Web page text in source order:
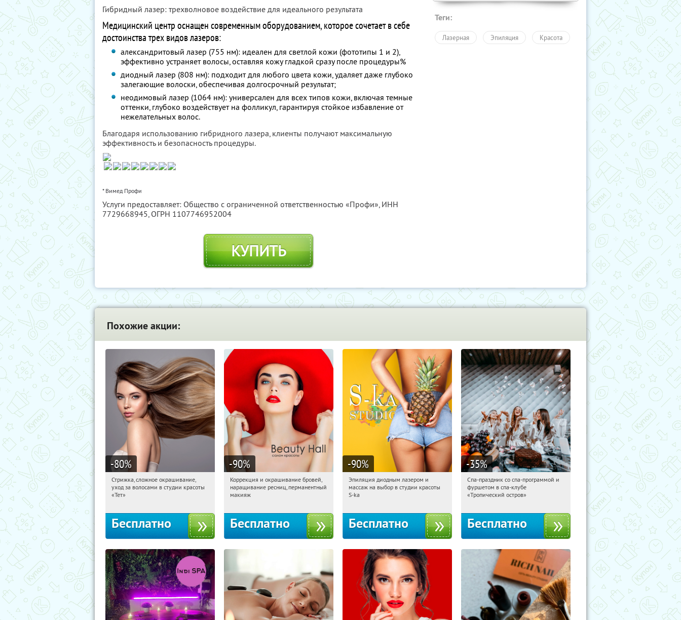
Гибридный лазер: трехволновое воздействие для идеального результата
Медицинский центр оснащен современным оборудованием, которое сочетает в себе
достоинства трех видов лазеров:
александритовый лазер (755 нм): идеален для светлой кожи (фототипы 1 и 2),
эффективно устраняет волосы, оставляя кожу гладкой сразу после процедуры%
диодный лазер (808 нм): подходит для любого цвета кожи, удаляет даже глубоко
залегающие волоски, обеспечивая долгосрочный результат;
неодимовый лазер (1064 нм): универсален для всех типов кожи, включая темные
оттенки, глубоко воздействует на фолликул, гарантируя стойкое избавление от
нежелательных волос.
Благодаря использованию гибридного лазера, клиенты получают максимальную
эффективность и безопасность процедуры.
* Вимед Профи
Услуги предоставляет: Общество с ограниченной ответственностью «Профи», ИНН
7729668945, ОГРН 1107746952004
КУПИТЬ
Теги:
Лазерная Эпиляция Красота
Похожие акции:
-80%
07:29:12 Получили:
Чистые пруды
Стрижка, сложное окрашивание,
уход за волосами в студии красоты
«Тет»
Бесплатно
-90%
07:29:12 Получили:
Нахимовский проспект
Коррекция и окрашивание бровей,
наращивание ресниц, перманентный
макияж
Бесплатно
-90%
07:29:12 Получили:
Таганская
Эпиляция диодным лазером и
массаж на выбор в студии красоты
S-ka
Бесплатно
-35%
07:29:12 Получили:
Улица 1905 года
Спа-праздник со спа-программой и
фуршетом в спа-клубе
«Тропический остров»
Бесплатно